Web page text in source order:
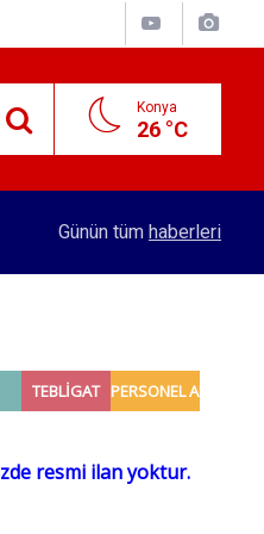
Konya
26 °C
Konyalı patron 70 bin TL
Günün tüm haberleri